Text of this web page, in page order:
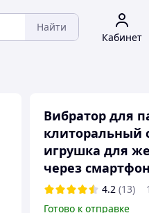
Найти
Кабинет
Вибратор для
клиторальный
игрушка для
через смартфон
4.2 (13)
Готово к отправке